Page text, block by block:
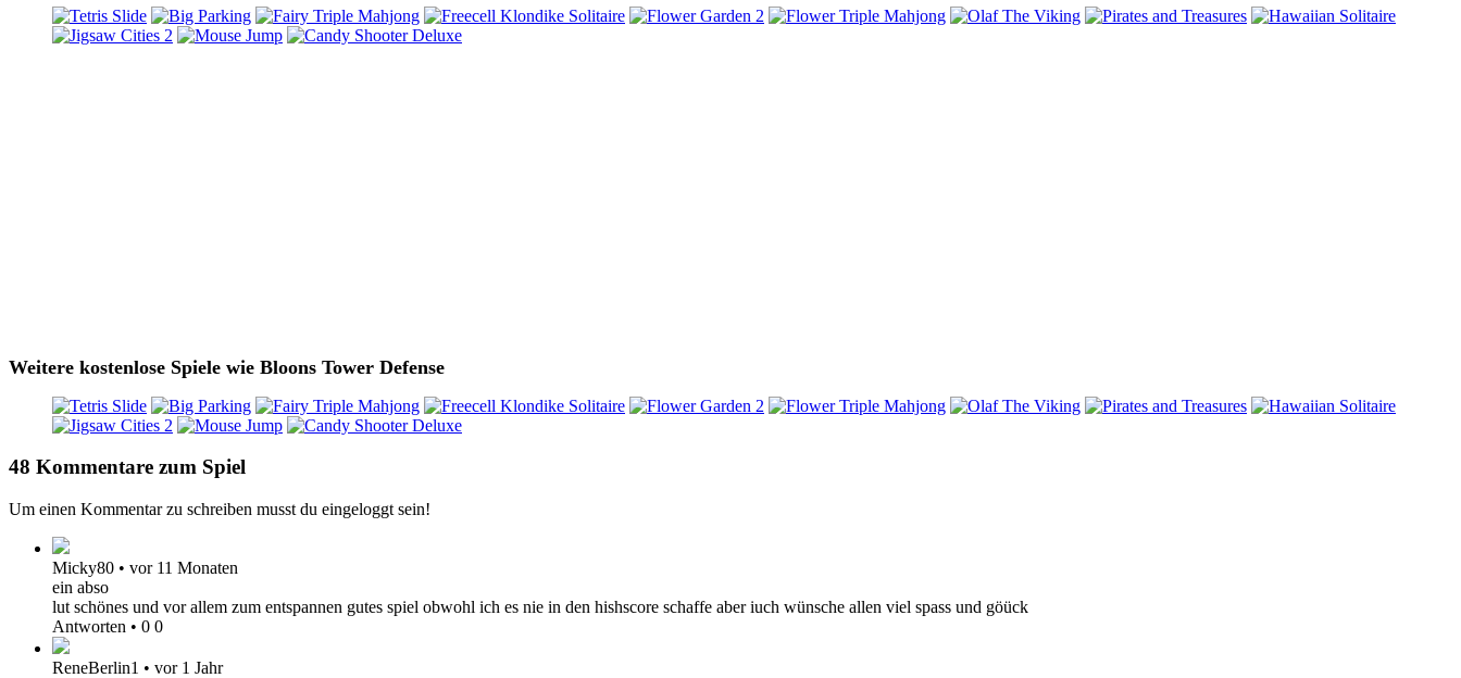
Weitere kostenlose Spiele wie Bloons Tower Defense
48 Kommentare zum Spiel
Um einen Kommentar zu schreiben musst du eingeloggt sein!
Micky80 • vor 11 Monaten
ein abso
lut schönes und vor allem zum entspannen gutes spiel obwohl ich es nie in den hishscore schaffe aber iuch wünsche allen viel spass und göück
Antworten • 0 0
ReneBerlin1 • vor 1 Jahr